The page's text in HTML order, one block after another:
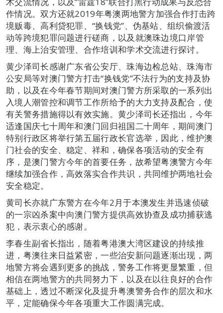
作情况。双方还就2019年粤澳两地警方加强合作打击跨
境贩毒、高利贷犯罪、“换钱党”、伪基站、组织偷渡活
动等跨境犯罪问题进行磋商，以及就澳珠边境口岸管
理、海上治安管理、合作培训和学术交流进行探讨。
黄少泽司长感谢广东省公安厅、珠海边检总站、珠海市
公安局等对澳门警方打击“换钱党”不法行为的支持及协
助，以及在今年春节期间对澳门警方所采取的一系列出
入境人潮管控和调节工作所给予的大力支持及配合，使
有关警务措施得以有效实施。黄少泽司长还指出，今年
适逢国庆七十周年和澳门回归祖国二十周年，期间澳门
特别行政区将举行第五届行政长官选举，因此，维护澳
门社会的安全、稳定、祥和，确保各项活动的安全有
序，是澳门警方今年的首要任务，故希望粤澳警方今年
继续加强合作，高效落实合作共识，共同维护两地社会
安全稳定。
黄司长亦就广东警方在今年2月于本澳发生并迅速侦破
的一宗凶杀案中向澳门警方提供高效协查及成功捕获逃
犯，表示衷心的感谢。
李春生副省长指出，随着粤港澳大湾区建设的持续推
进，粤澳往来日益紧密，一些治安新问题逐渐出现，两
地警方将会遇到更多的挑战，警务工作将更显繁重，但
相信在两地警方的共同努力下，以及在以往良好的合作
基础上，透过不断深化及提升粤澳警务合作的层次和水
平，定能确保今年各项重大工作圆满完成。